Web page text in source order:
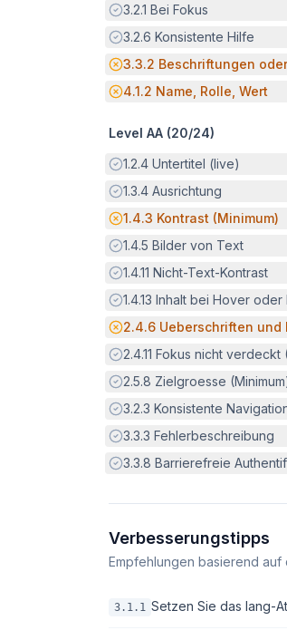
Erfüllt:
3.2.1 Bei Fokus
Erfüllt:
3.2.6 Konsistente Hilfe
Potenzielle Barriere:
3.3.2 Beschriftungen
Potenzielle Barriere:
4.1.2 Name, Rolle, Wert
Level AA (20/24)
Erfüllt:
1.2.4 Untertitel (live)
Erfüllt:
1.3.4 Ausrichtung
Potenzielle Barriere:
1.4.3 Kontrast (Minimum)
Erfüllt:
1.4.5 Bilder von Text
Erfüllt:
1.4.11 Nicht-Text-Kontrast
Erfüllt:
1.4.13 Inhalt bei Hover oder
Potenzielle Barriere:
2.4.6 Ueberschriften und
Erfüllt:
2.4.11 Fokus nicht verdeckt
Erfüllt:
2.5.8 Zielgroesse
Erfüllt:
3.2.3 Konsistente
Erfüllt:
3.3.3 Fehlerbeschreibung
Erfüllt:
3.3.8 Barrierefreie
Verbesserungstipps
Empfehlungen basierend
3.1.1 Setzen Sie das lang-